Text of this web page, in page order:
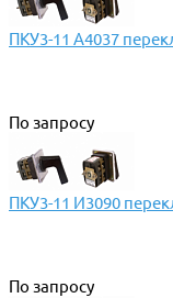
ПКУ3-11 А4037
По запросу
ПКУ3-11 И3090
По запросу